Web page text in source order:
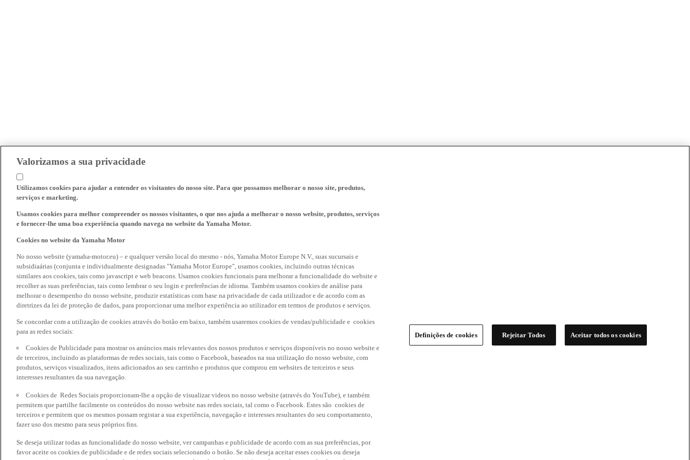
Valorizamos a sua privacidade
Utilizamos cookies para ajudar a entender os visitantes do nosso site. Para que possamos melhorar o nosso site, produtos,
serviços e marketing.
Usamos cookies para melhor compreender os nossos visitantes, o que nos ajuda a melhorar o nosso website, produtos, serviços
e fornecer-lhe uma boa experiência quando navega no website da Yamaha Motor.
Cookies no website da Yamaha Motor
No nosso website (yamaha-motor.eu) – e qualquer versão local do mesmo - nós, Yamaha Motor Europe N.V., suas sucursais e
subsidiaárias (conjunta e individualmente designadas "Yamaha Motor Europe", usamos cookies, incluindo outras técnicas
similares aos cookies, tais como javascript e web beacons. Usamos cookies funcionais para melhorar a funcionalidade do website e
recolher as suas preferências, tais como lembrar o seu login e preferências de idioma. Também usamos cookies de análise para
melhorar o desempenho do nosso website, produzir estatísticas com base na privacidade de cada utilizador e de acordo com as
diretrizes da lei de proteção de dados, para proporcionar uma melhor experiência ao utilizador em termos de produtos e serviços.
Se concordar com a utilização de cookies através do botão em baixo, também usaremos cookies de vendas/publicidade e cookies
para as redes sociais:
Cookies de Publicidade para mostrar os anúncios mais relevantes dos nossos produtos e serviços disponíveis no nosso website e
de terceiros, incluindo as plataformas de redes sociais, tais como o Facebook, baseados na sua utilização do nosso website, com
produtos, serviços visualizados, itens adicionados ao seu carrinho e produtos que comprou em websites de terceiros e seus
interesses resultantes da sua navegação.
Cookies de Redes Sociais proporcionam-lhe a opção de visualizar videos no nosso website (através do YouTube), e também
permitem que partilhe facilmente os conteúdos do nosso website nas redes sociais, tal como o Facebook. Estes são cookies de
terceiros e permitem que os mesmos possam registar a sua experiência, navegação e interesses resultantes do seu comportamento,
fazer uso dos mesmo para seus próprios fins.
Se deseja utilizar todas as funcionalidade do nosso website, ver campanhas e publicidade de acordo com as sua preferências, por
favor aceite os cookies de publicidade e de redes sociais selecionando o botão. Se não deseja aceitar esses cookies ou deseja
Definições de cookies Rejeitar Todos Aceitar todos os cookies